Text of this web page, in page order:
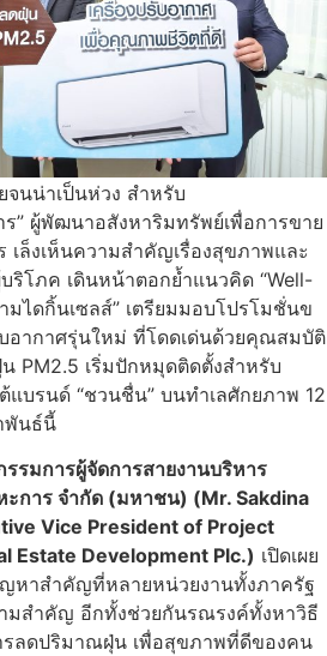
นน่าเป็นห่วง สำหรับ
ร” ผู้พัฒนาอสังหาริมทรัพย์เพื่อการขาย
เล็งเห็นความสำคัญเรื่องสุขภาพและ
ริโภค เดินหน้าตอกย้ำแนวคิด “Well-
มไดกิ้นเซลส์” เตรียมมอบโปรโมชั่นข
อากาศรุ่นใหม่ ที่โดดเด่นด้วยคุณสมบัติ
PM2.5 เริ่มปักหมุดติดตั้งสำหรับ
แบรนด์ “ชวนชื่น” บนทำเลศักยภาพ 12
พันธ์นี้
รมการผู้จัดการสายงานบริหาร
ะการ จำกัด (มหาชน) (Mr. Sakdina
Vice President of Project
Estate Development Plc.) เปิดเผย
ญหาสำคัญที่หลายหน่วยงานทั้งภาครัฐ
มสำคัญ อีกทั้งช่วยกันรณรงค์ทั้งหาวิธี
รลดปริมาณฝุ่น เพื่อสุขภาพที่ดีของคน